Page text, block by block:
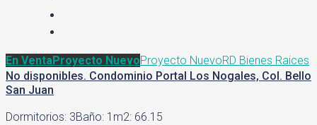
En Venta Proyecto NuevoProyecto NuevoRD Bienes Raices
No disponibles. Condominio Portal Los Nogales, Col. Bello
San Juan
Dormitorios: 3Baño: 1 m2: 66.15